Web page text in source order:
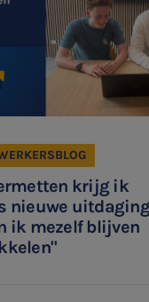
krijg ik
nieuwe
ik mezelf blijven